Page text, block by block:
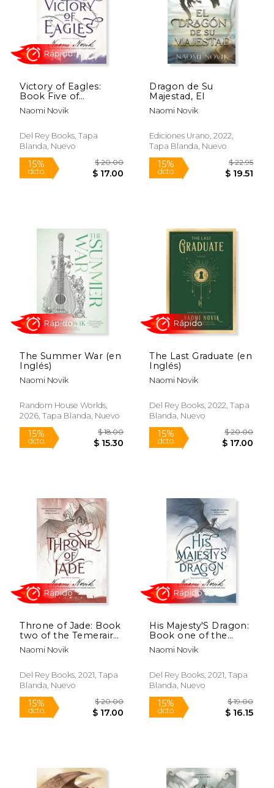
dcto.
Rápido
dcto.
Rápido
Victory of Eagles:
Book Five of
Temeraire (en Inglés)
Naomi Novik
Del Rey Books, Tapa
Blanda, Nuevo
15%
dcto. $ 17.00
Rápido
Dragon de Su
Majestad, El
Naomi Novik
Ediciones Urano, 2022,
Tapa Blanda, Nuevo
15%
dcto. $
The Summer War (en
Inglés)
Naomi Novik
Random House Worlds,
2026, Tapa Blanda, Nuevo
Rápido
The Last Graduate (en
Inglés)
Naomi Novik
Del Rey Books, 2022, Tapa
Blanda, Nuevo
Rápido
Throne of Jade: Book
two of the Temeraire:
2 (en Inglés)
Naomi Novik
Del Rey Books, 2021, Tapa
Blanda, Nuevo
His Majesty'S Dragon:
Book one of the
Temeraire: 1 (en
Inglés)
Naomi Novik
Del Rey Books, 2021, Tapa
Blanda, Nuevo